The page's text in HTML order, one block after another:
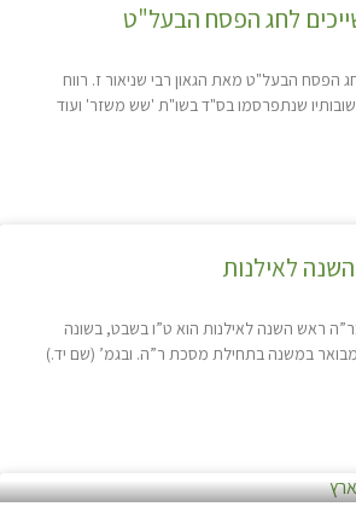
לחג הפסח הבעל"ט
הפסח הבעל"ט מאת הגאון רבי שניאור ז. רווח
שנתפרסמו בס"ד בשו"ת 'שש משזר' ועוד
לאילנות
ראש השנה לאילנות הוא ט”ו בשבט, בשונה
במשנה בתחילת מסכת ר”ה. ובגמ’ (שם יד.)